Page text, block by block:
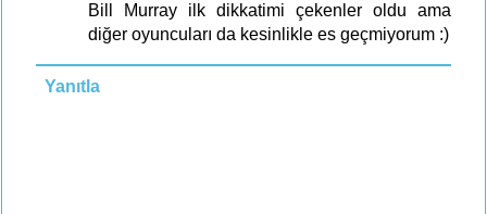
Bill Murray ilk dikkatimi çekenler oldu ama
diğer oyuncuları da kesinlikle es geçmiyorum :)
Yanıtla